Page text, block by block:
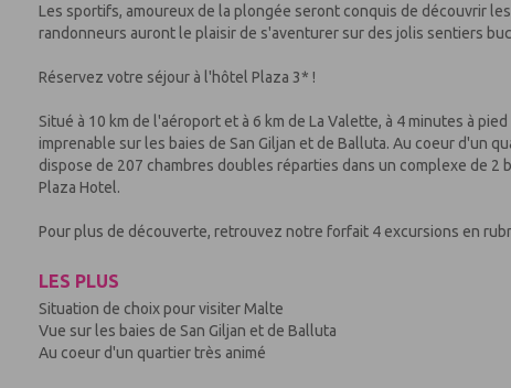
Les sportifs, amoureux de la plongée seront conquis de découvrir
randonneurs auront le plaisir de s'aventurer sur des jolis sentiers
Réservez votre séjour à l'hôtel Plaza 3* !
Situé à 10 km de l'aéroport et à 6 km de La Valette, à 4 minutes à
imprenable sur les baies de San Giljan et de Balluta. Au coeur d'un
dispose de 207 chambres doubles réparties dans un complexe de
Plaza Hotel.
Pour plus de découverte, retrouvez notre forfait 4 excursions en
LES PLUS
Situation de choix pour visiter Malte
Vue sur les baies de San Giljan et de Balluta
Au coeur d'un quartier très animé